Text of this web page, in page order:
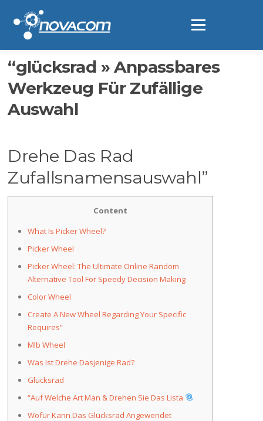
contenido
Menú
“glücksrad » Anpassbares
Werkzeug Für Zufällige
Auswahl
Drehe Das Rad
Zufallsnamensauswahl”
Content
What Is Picker Wheel?
Picker Wheel
Picker Wheel: The Ultimate Online Random
Alternative Tool For Speedy Decision Making
Color Wheel
Create A New Wheel Regarding Your Specific
Requires”
Mlb Wheel
Was Ist Drehe Dasjenige Rad?
Glücksrad
“Auf Welche Art Man & Drehen Sie Das Lista
Wofür Kann Das Glücksrad Angewendet